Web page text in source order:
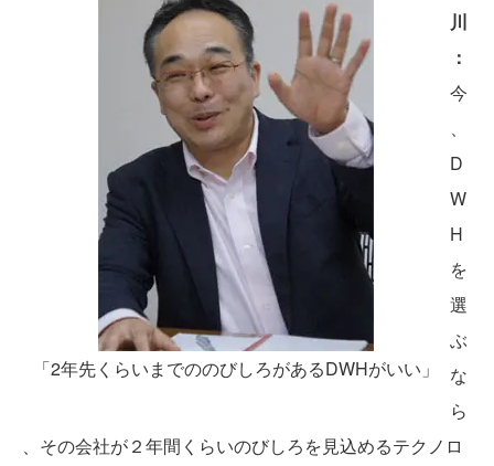
「2年先くらいまでののびしろがあるDWHがいい」
川
：
今
D
W
H
を
選
ぶ
な
ら
、その会社が２年間くらいのびしろを見込めるテクノロ